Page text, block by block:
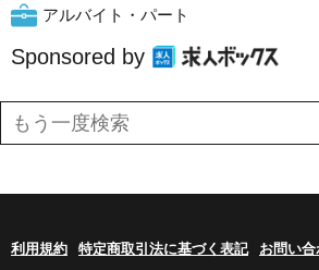
アルバイト・パート
Sponsored by
利用規約 特定商取引法に基づく表記 お問い合